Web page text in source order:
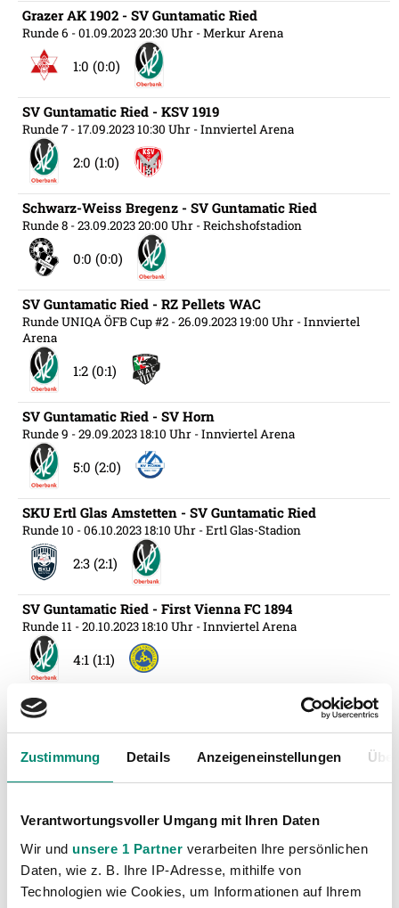
Zustimmung Details Anzeigeneinstellungen
Verantwortungsvoller Umgang mit Ihren Daten
Wir und unsere 1 Partner verarbeiten Ihre persönlichen
Daten, wie z. B. Ihre IP-Adresse, mithilfe von
Technologien wie Cookies, um Informationen auf Ihrem
Grazer AK 1902 - SV Guntamatic Ried
Runde 6 - 01.09.2023 20:30 Uhr - Merkur Arena
1:0 (0:0)
SV Guntamatic Ried - KSV 1919
Runde 7 - 17.09.2023 10:30 Uhr - Innviertel Arena
2:0 (1:0)
Schwarz-Weiss Bregenz - SV Guntamatic Ried
Runde 8 - 23.09.2023 20:00 Uhr - Reichshofstadion
0:0 (0:0)
SV Guntamatic Ried - RZ Pellets WAC
Runde UNIQA ÖFB Cup #2 - 26.09.2023 19:00 Uhr - Innviertel
Arena
1:2 (0:1)
SV Guntamatic Ried - SV Horn
Runde 9 - 29.09.2023 18:10 Uhr - Innviertel Arena
5:0 (2:0)
SKU Ertl Glas Amstetten - SV Guntamatic Ried
Runde 10 - 06.10.2023 18:10 Uhr - Ertl Glas-Stadion
2:3 (2:1)
SV Guntamatic Ried - First Vienna FC 1894
Runde 11 - 20.10.2023 18:10 Uhr - Innviertel Arena
4:1 (1:1)
SV Guntamatic Ried - SKN St. Pölten
Runde 12
1:1 (1:0)
Runde 14- 10.11.2023 18:10 Uhr- Innviertel Arena
5:0 (3:0)
FC Mohren Dornbirn 1913 - SV Guntamatic Ried